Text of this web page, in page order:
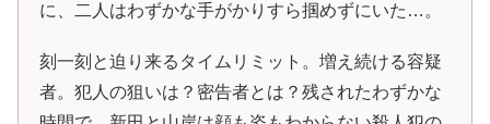
に、二人はわずかな手がかりすら掴めずにいた…。
刻一刻と迫り来るタイムリミット。増え続ける容疑
者。犯人の狙いは？密告者とは？残されたわずかな